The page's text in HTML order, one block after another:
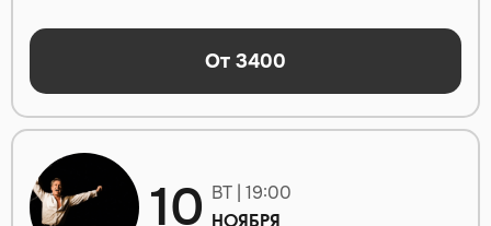
От 3400
10 ВТ | 19:00
НОЯБРЯ